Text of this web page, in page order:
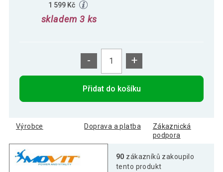
1 599 Kč
skladem 3 ks
- +
Přidat do košíku
Výrobce Doprava a platba
Zákaznická
podpora
90 zákazníků zakoupilo
tento produkt